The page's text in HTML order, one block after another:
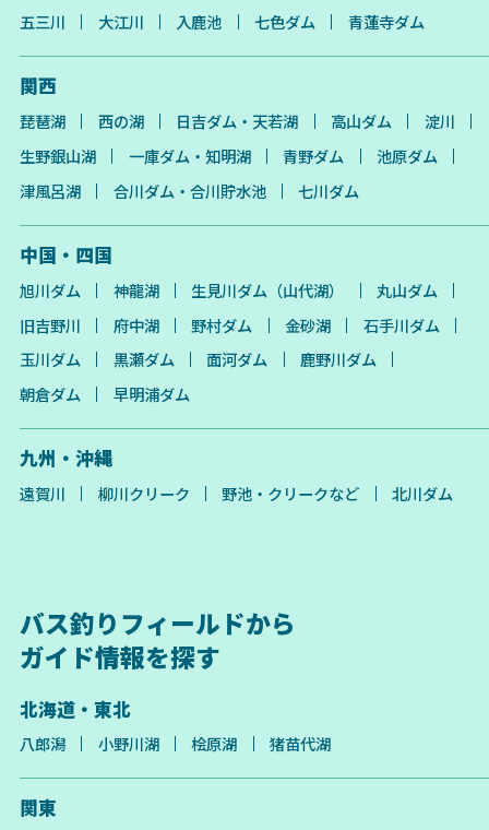
五三川 大江川 入鹿池 七色ダム 青蓮寺ダム
関西
琵琶湖 西の湖 日吉ダム・天若湖 高山ダム
淀川
生野銀山湖
一庫ダム・知明湖 青野ダム
池原ダム
津風呂湖
合川ダム・合川貯水池 七川ダム
中国・四国
旭川ダム 神龍湖 生見川ダム（山代湖）
丸山ダム
旧吉野川
府中湖 野村ダム 金砂湖
石手川ダム
玉川ダム
黒瀬ダム 面河ダム
鹿野川ダム
朝倉ダム
早明浦ダム
九州・沖縄
遠賀川 柳川クリーク 野池・クリークなど 北川ダム
バス釣りフィールドから
ガイド情報を探す
北海道・東北
八郎潟 小野川湖 桧原湖 猪苗代湖
関東